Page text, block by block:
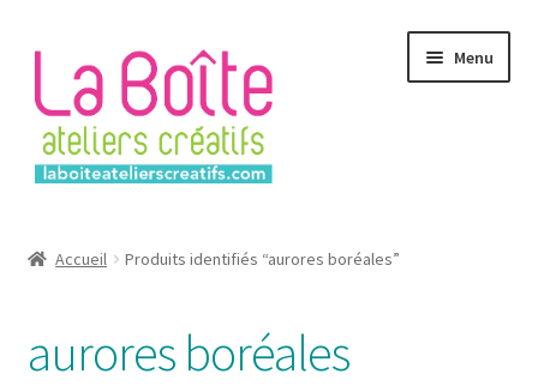
la
navigation
contenu
Menu
Login
Accueil Produits identifiés “aurores boréales”
aurores boréales